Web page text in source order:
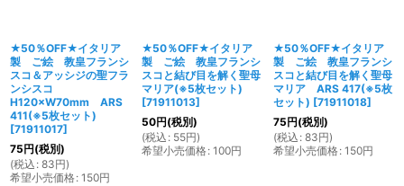
★50％OFF★イタリア
製 ご絵 教皇フランシ
スコ＆アッシジの聖フラ
ンシスコ
H120×W70mm ARS
411(※5枚セット)
[71911017]
75円(税別)
(税込 : 83円)
希望小売価格: 150円
★50％OFF★イタリア
製 ご絵 教皇フランシ
スコと結び目を解く聖母
マリア(※5枚セット)
[71911013]
50円(税別)
(税込 : 55円)
希望小売価格: 100円
★50％OFF★イタリア
製 ご絵 教皇フランシ
スコと結び目を解く聖母
マリア ARS 417(※5枚
セット) [71911018]
75円(税別)
(税込 : 83円)
希望小売価格: 150円